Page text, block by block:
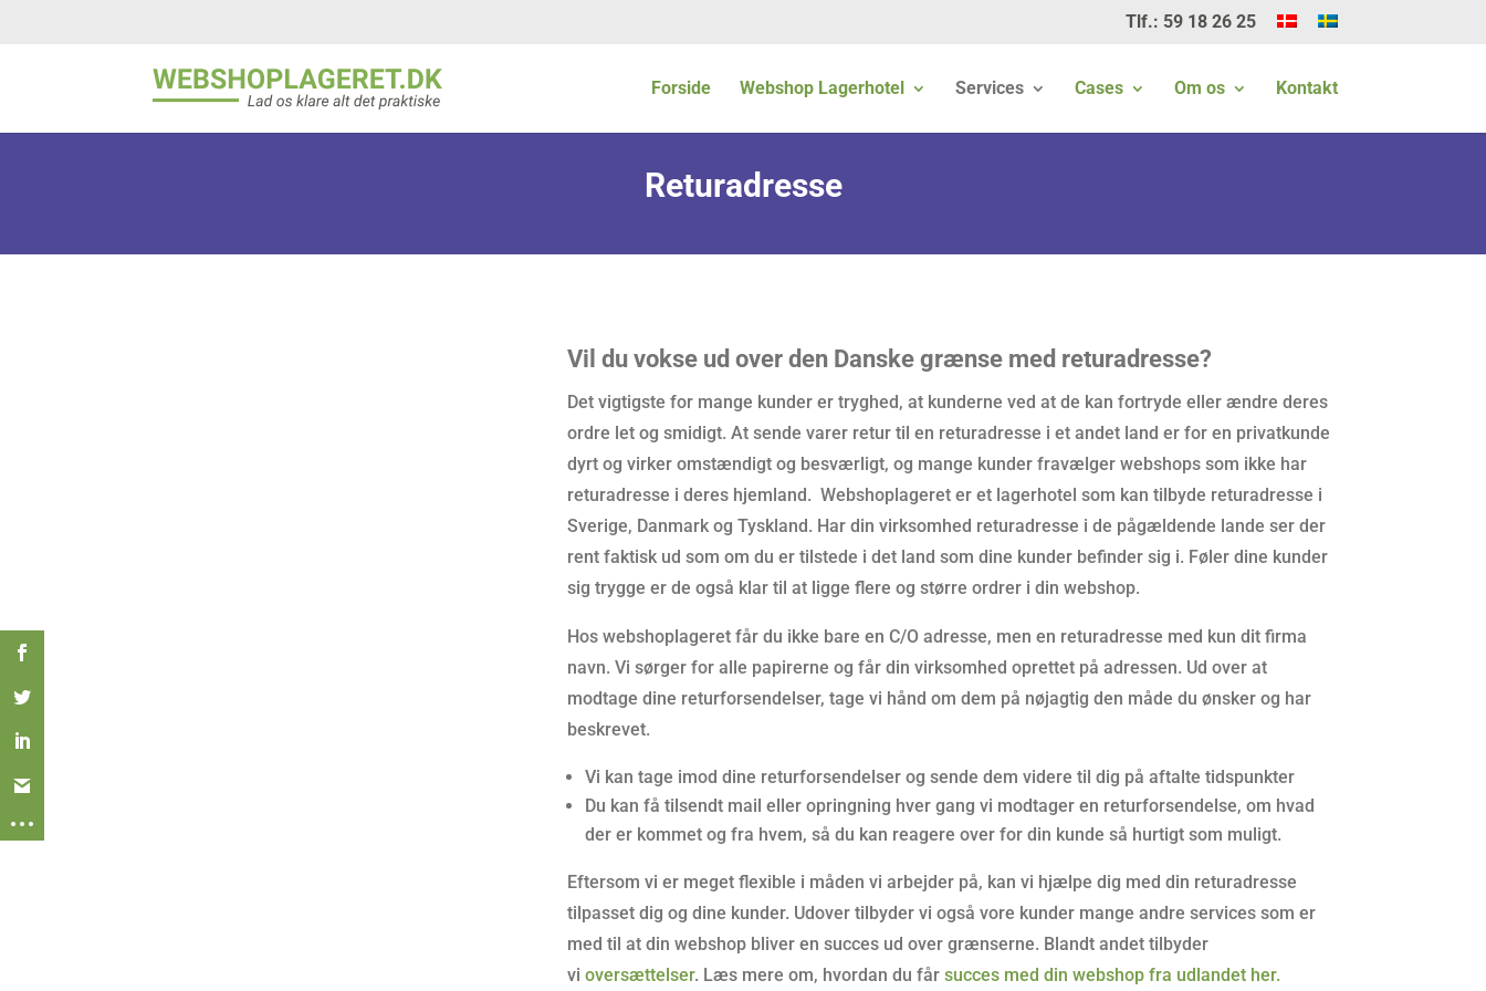
Tlf.: 59 18 26 25
Forside Webshop Lagerhotel Services Cases Om os Kontakt
Returadresse
Vil du vokse ud over den Danske grænse med returadresse?
Det vigtigste for mange kunder er tryghed, at kunderne ved at de kan fortryde eller ændre deres
ordre let og smidigt. At sende varer retur til en returadresse i et andet land er for en privatkunde
dyrt og virker omstændigt og besværligt, og mange kunder fravælger webshops som ikke har
returadresse i deres hjemland. Webshoplageret er et lagerhotel som kan tilbyde returadresse i
Sverige, Danmark og Tyskland. Har din virksomhed returadresse i de pågældende lande ser der
rent faktisk ud som om du er tilstede i det land som dine kunder befinder sig i. Føler dine kunder
sig trygge er de også klar til at ligge flere og større ordrer i din webshop.
Hos webshoplageret får du ikke bare en C/O adresse, men en returadresse med kun dit firma
navn. Vi sørger for alle papirerne og får din virksomhed oprettet på adressen. Ud over at
modtage dine returforsendelser, tage vi hånd om dem på nøjagtig den måde du ønsker og har
beskrevet.
Vi kan tage imod dine returforsendelser og sende dem videre til dig på aftalte tidspunkter
Du kan få tilsendt mail eller opringning hver gang vi modtager en returforsendelse, om hvad
der er kommet og fra hvem, så du kan reagere over for din kunde så hurtigt som muligt.
Eftersom vi er meget flexible i måden vi arbejder på, kan vi hjælpe dig med din returadresse
tilpasset dig og dine kunder. Udover tilbyder vi også vore kunder mange andre services som er
med til at din webshop bliver en succes ud over grænserne. Blandt andet tilbyder
vi oversættelser. Læs mere om, hvordan du får succes med din webshop fra udlandet her.